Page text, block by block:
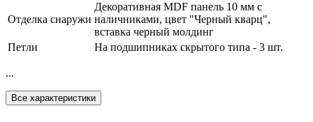
Отделка снаружи
Декоративная MDF панель 10 мм с
наличниками, цвет "Черный кварц",
вставка черный молдинг
Петли
На подшипниках скрытого типа - 3 шт.
...
Все характеристики